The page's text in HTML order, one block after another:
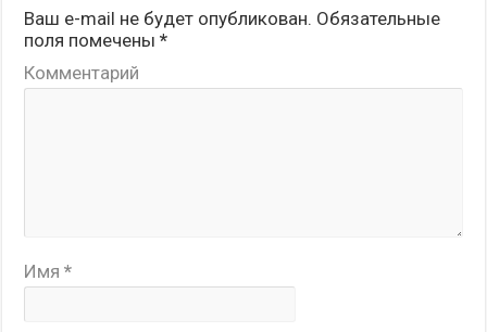
Ваш e-mail не будет опубликован. Обязательные
поля помечены*
Комментарий
Имя*